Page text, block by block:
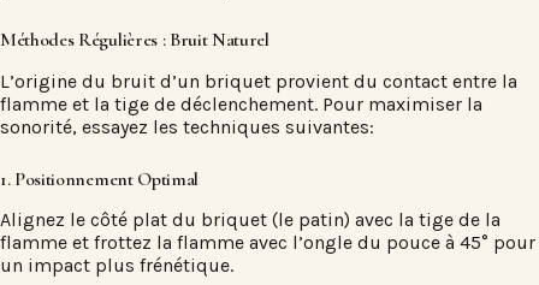
Méthodes Régulières : Bruit Naturel
L’origine du bruit d’un briquet provient du contact entre la
flamme et la tige de déclenchement. Pour maximiser la
sonorité, essayez les techniques suivantes:
1. Positionnement Optimal
Alignez le côté plat du briquet (le patin) avec la tige de la
flamme et frottez la flamme avec l’ongle du pouce à 45° pour
un impact plus frénétique.